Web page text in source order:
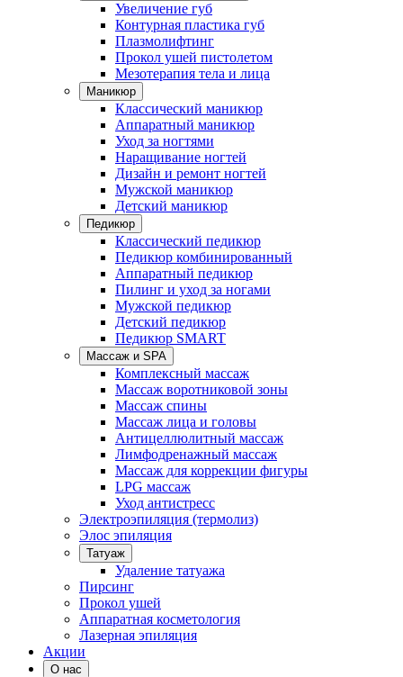
Увеличение губ
Контурная пластика губ
Плазмолифтинг
Прокол ушей пистолетом
Мезотерапия тела и лица
Маникюр
Классический маникюр
Аппаратный маникюр
Уход за ногтями
Наращивание ногтей
Дизайн и ремонт ногтей
Мужской маникюр
Детский маникюр
Педикюр
Классический педикюр
Педикюр комбинированный
Аппаратный педикюр
Пилинг и уход за ногами
Мужской педикюр
Детский педикюр
Педикюр SMART
Массаж и SPA
Комплексный массаж
Массаж воротниковой зоны
Массаж спины
Массаж лица и головы
Антицеллюлитный массаж
Лимфодренажный массаж
Массаж для коррекции фигуры
LPG массаж
Уход антистресс
Электроэпиляция (термолиз)
Элос эпиляция
Татуаж
Удаление татуажа
Пирсинг
Прокол ушей
Аппаратная косметология
Лазерная эпиляция
Акции
О нас